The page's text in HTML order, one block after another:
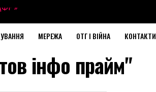
МЕРЕЖА ОТГ І ВІЙНА КОНТАКТИ
інфо прайм"